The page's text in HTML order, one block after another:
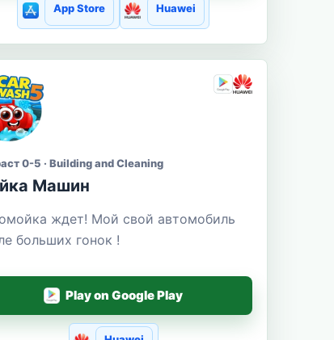
App Store Huawei
0-5 · Building and Cleaning
Машин
ждет! Мой свой автомобиль
больших гонок !
Play on Google Play